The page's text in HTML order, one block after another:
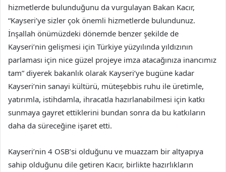
hizmetlerde bulunduğunu da vurgulayan Bakan Kacır,
“Kayseri’ye sizler çok önemli hizmetlerde bulundunuz.
İnşallah önümüzdeki dönemde benzer şekilde de
Kayseri’nin gelişmesi için Türkiye yüzyılında yıldızının
parlaması için nice güzel projeye imza atacağınıza inancımız
tam” diyerek bakanlık olarak Kayseri’ye bugüne kadar
Kayseri’nin sanayi kültürü, müteşebbis ruhu ile üretimle,
yatırımla, istihdamla, ihracatla hazırlanabilmesi için katkı
sunmaya gayret ettiklerini bundan sonra da bu katkıların
daha da süreceğine işaret etti.
Kayseri’nin 4 OSB’si olduğunu ve muazzam bir altyapıya
sahip olduğunu dile getiren Kacır, birlikte hazırlıkların